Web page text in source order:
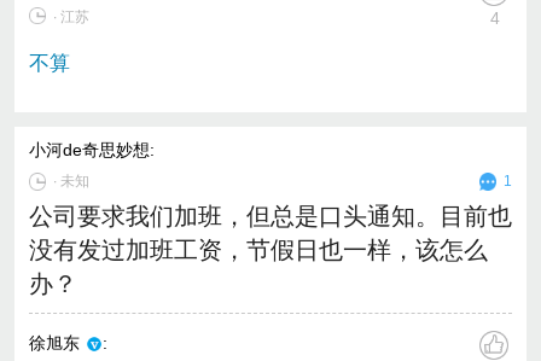
∙ 江苏 4
不算
小河de奇思妙想:
∙ 未知 1
公司要求我们加班，但总是口头通知。目前也
没有发过加班工资，节假日也一样，该怎么
办？
徐旭东 :